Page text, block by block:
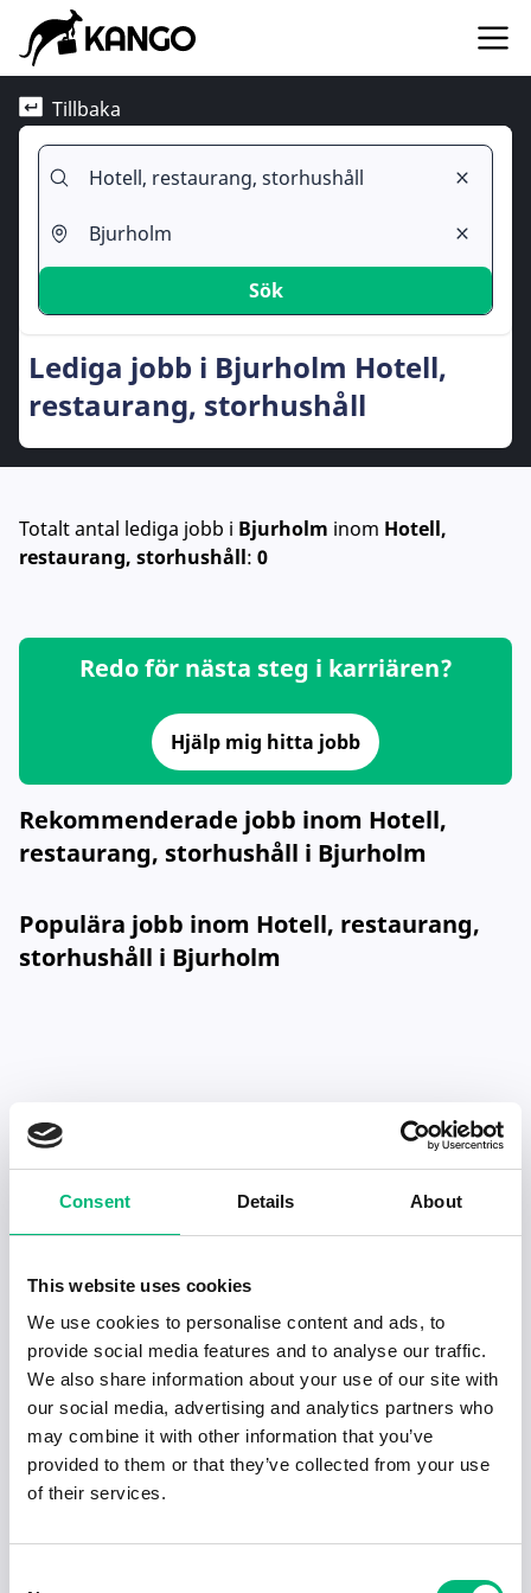
Consent Details About
This website uses cookies
We use cookies to personalise content and ads, to
provide social media features and to analyse our traffic.
We also share information about your use of our site with
our social media, advertising and analytics partners who
may combine it with other information that you’ve
provided to them or that they’ve collected from your use
of their services.
Tillbaka
Sök
Lediga jobb i Bjurholm Hotell,
restaurang, storhushåll
Totalt antal lediga jobb i Bjurholm inom Hotell,
restaurang, storhushåll: 0
Redo för nästa steg i karriären?
Hjälp mig hitta jobb
Rekommenderade jobb inom Hotell,
restaurang, storhushåll i Bjurholm
Populära jobb inom Hotell, restaurang,
storhushåll i Bjurholm
Senaste publiceringarna i Jobbnytt
Visa fler artiklar